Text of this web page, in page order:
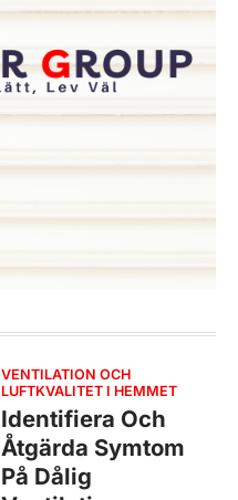
VENTILATION OCH
LUFTKVALITET I HEMMET
Identifiera Och
Åtgärda Symtom
På Dålig